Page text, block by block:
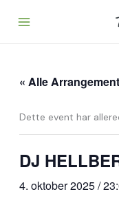
« Alle
Dette event har
DJ
4. oktober 2025 /